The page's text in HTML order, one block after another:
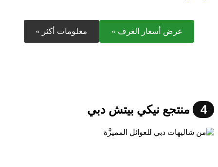
عرض أسعار الغرف » معلومات أكثر »
4 منتجع نيكي بيتش دبي